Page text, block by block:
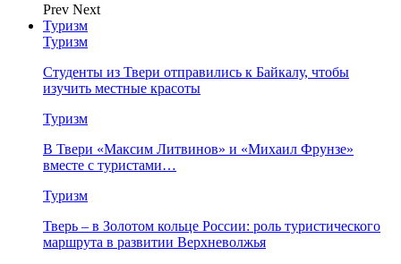
Prev Next
Туризм
Туризм
Студенты из Твери отправились к Байкалу, чтобы
изучить местные красоты
Туризм
В Твери «Максим Литвинов» и «Михаил Фрунзе»
вместе с туристами…
Туризм
Тверь – в Золотом кольце России: роль туристического
маршрута в развитии Верхневолжья